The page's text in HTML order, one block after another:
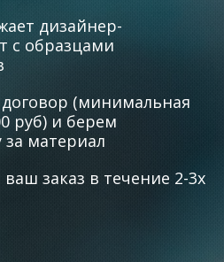
дизайнер-
с образцами
(минимальная
руб) и берем
за материал
заказ в течение 2-3х